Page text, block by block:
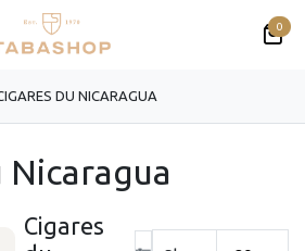
0
DU NICARAGUA
Nicaragua
Cigares